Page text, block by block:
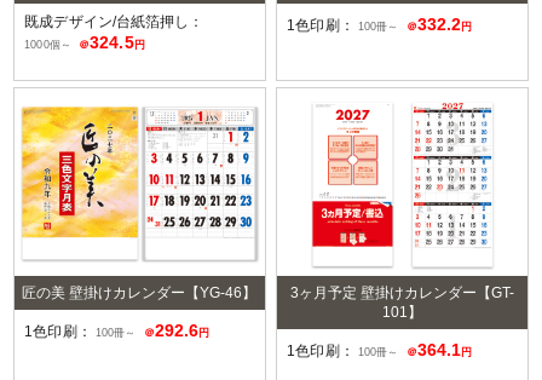
既成デザイン/台紙箔押し：
1000個～ ＠324.5円
1色印刷： 100冊～ ＠332.2 円
匠の美 壁掛けカレンダー【YG-46】
1色印刷： 100冊～ ＠292.6 円
3ヶ月予定 壁掛けカレンダー【GT-
101】
1色印刷： 100冊～ ＠364.1 円